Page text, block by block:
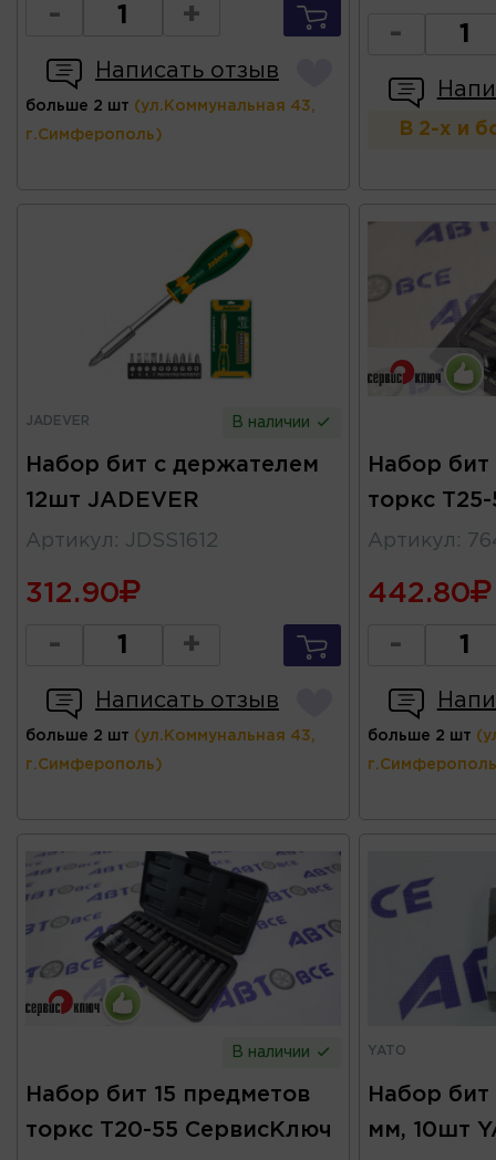
- +
Написать отзыв
больше 2 шт (ул.Коммунальная 43,
г.Симферополь)
-
В 2-х и
JADEVER В наличии
Набор бит с держателем
12шт JADEVER
Артикул : JDSS1612
312.90
- +
Написать отзыв
больше 2 шт (ул.Коммунальная 43,
г.Симферополь)
Набор бит
торкс
Артикул :
442.80
-
больше 2 шт
В наличии
Набор бит 15 предметов
торкс Т20-55 СервисКлюч
YATO
Набор бит
мм, 10шт